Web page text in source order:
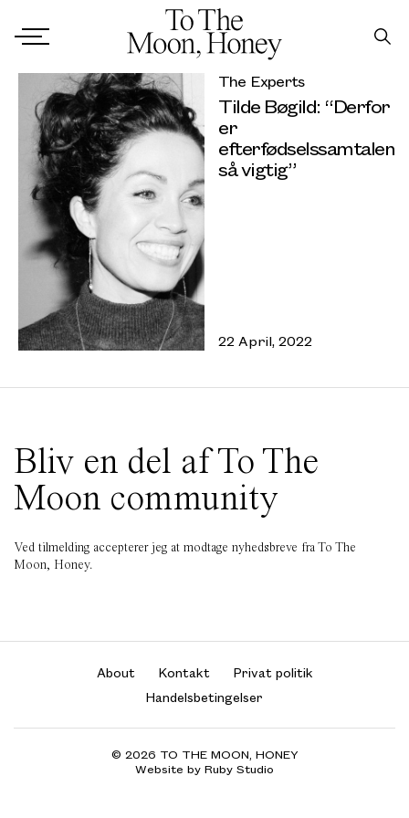
The Experts
Tilde Bøgild: “Derfor
er
efterfødselssamtalen
så vigtig”
22 April, 2022
Bliv en del af To The
Moon community
Ved tilmelding accepterer jeg at modtage nyhedsbreve fra To The
Moon, Honey.
About Kontakt
Privat politik
Handelsbetingelser
© 2026 TO THE MOON, HONEY
Website by Ruby Studio